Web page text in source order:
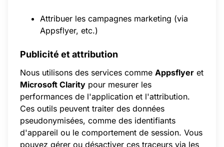
Attribuer les campagnes marketing (via
Appsflyer, etc.)
Publicité et attribution
Nous utilisons des services comme Appsflyer et
Microsoft Clarity pour mesurer les
performances de l'application et l'attribution.
Ces outils peuvent traiter des données
pseudonymisées, comme des identifiants
d'appareil ou le comportement de session. Vous
pouvez gérer ou désactiver ces traceurs via les